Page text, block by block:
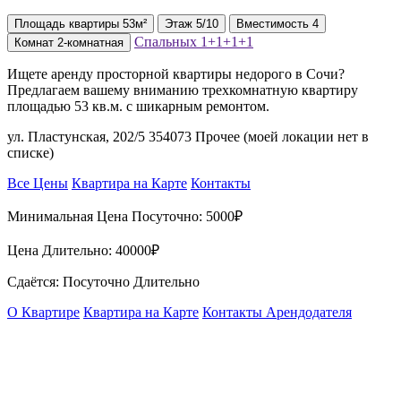
Площадь квартиры 53м² Этаж 5/10 Вместимость 4
Комнат 2-комнатная Спальных 1+1+1+1
Ищете аренду просторной квартиры недорого в Сочи?
Предлагаем вашему вниманию трехкомнатную квартиру
площадью 53 кв.м. с шикарным ремонтом.
ул. Пластунская, 202/5 354073 Прочее (моей локации нет в
списке)
Все Цены Квартира на Карте Контакты
Минимальная Цена Посуточно: 5000₽
Цена Длительно: 40000₽
Сдаётся: Посуточно Длительно
О Квартире Квартира на Карте Контакты Арендодателя